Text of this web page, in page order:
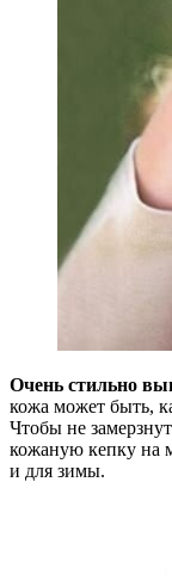
Очень стильно
кожа может быть,
Чтобы не
кожаную кепку на
и для зимы.